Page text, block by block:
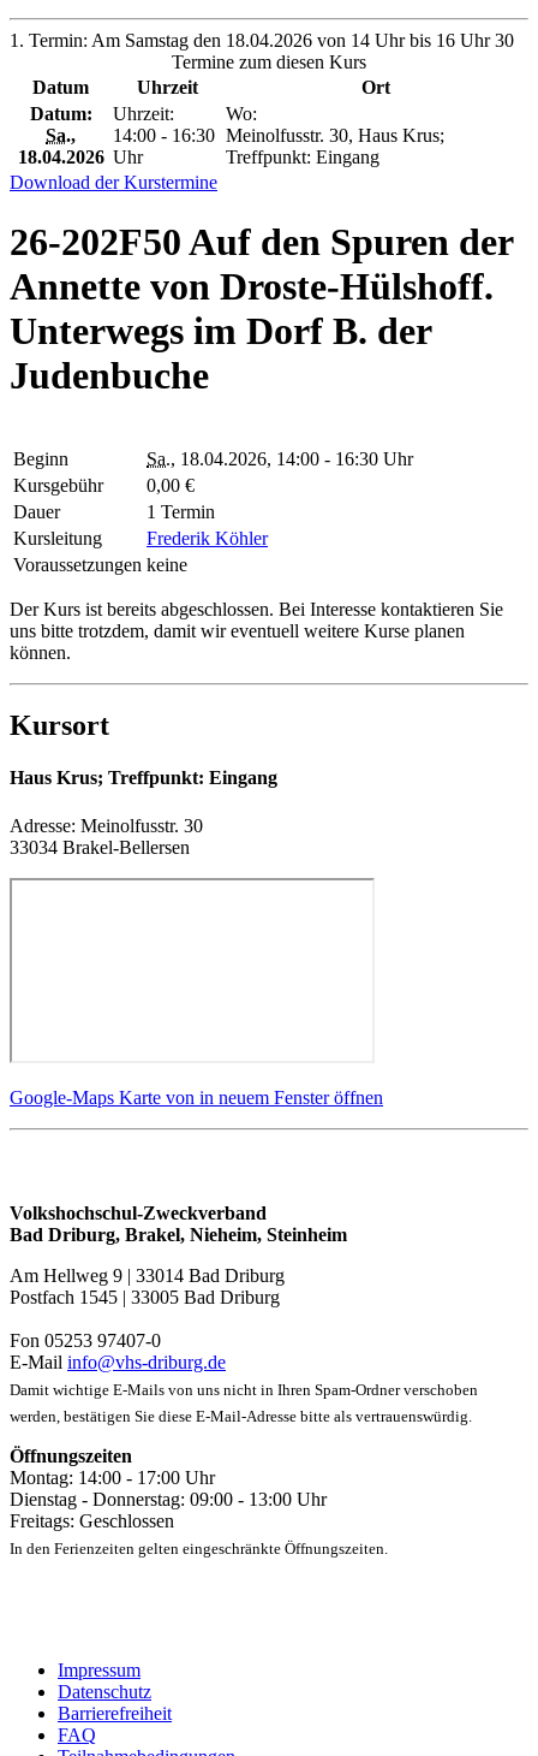
1. Termin: Am Samstag den 18.04.2026 von 14 Uhr bis 16 Uhr 30
Termine zum diesen Kurs
Datum
Uhrzeit
Ort
Datum:
Sa.,
18.04.2026
Uhrzeit:
14:00 - 16:30
Uhr
Wo:
Meinolfusstr. 30, Haus Krus;
Treffpunkt: Eingang
Download der Kurstermine
26-202F50 Auf den Spuren der
Annette von Droste-Hülshoff.
Unterwegs im Dorf B. der
Judenbuche
Beginn Sa., 18.04.2026, 14:00 - 16:30 Uhr
Kursgebühr
0,00 €
Dauer
1 Termin
Kursleitung
Frederik Köhler
Voraussetzungen keine
Der Kurs ist bereits abgeschlossen. Bei Interesse kontaktieren Sie
uns bitte trotzdem, damit wir eventuell weitere Kurse planen
können.
Kursort
Haus Krus; Treffpunkt: Eingang
Adresse: Meinolfusstr. 30
33034 Brakel-Bellersen
Google-Maps Karte von in neuem Fenster öffnen
Volkshochschul-Zweckverband
Bad Driburg, Brakel, Nieheim, Steinheim
Am Hellweg 9 | 33014 Bad Driburg
Postfach 1545 | 33005 Bad Driburg
Fon 05253 97407-0
E-Mail info@vhs-driburg.de
Damit wichtige E-Mails von uns nicht in Ihren Spam-Ordner verschoben
werden, bestätigen Sie diese E-Mail-Adresse bitte als vertrauenswürdig.
Öffnungszeiten
Montag: 14:00 - 17:00 Uhr
Dienstag - Donnerstag: 09:00 - 13:00 Uhr
Freitags: Geschlossen
In den Ferienzeiten gelten eingeschränkte Öffnungszeiten.
Impressum
Datenschutz
Barrierefreiheit
FAQ